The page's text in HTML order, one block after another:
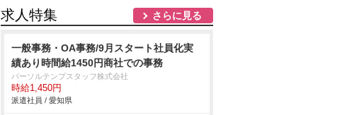
求人特集 さらに見る
一般事務・OA事務/9月スタート社員化実
績あり時間給1450円商社での事務
パーソルテンプスタッフ株式会社
時給1,450円
派遣社員 / 愛知県